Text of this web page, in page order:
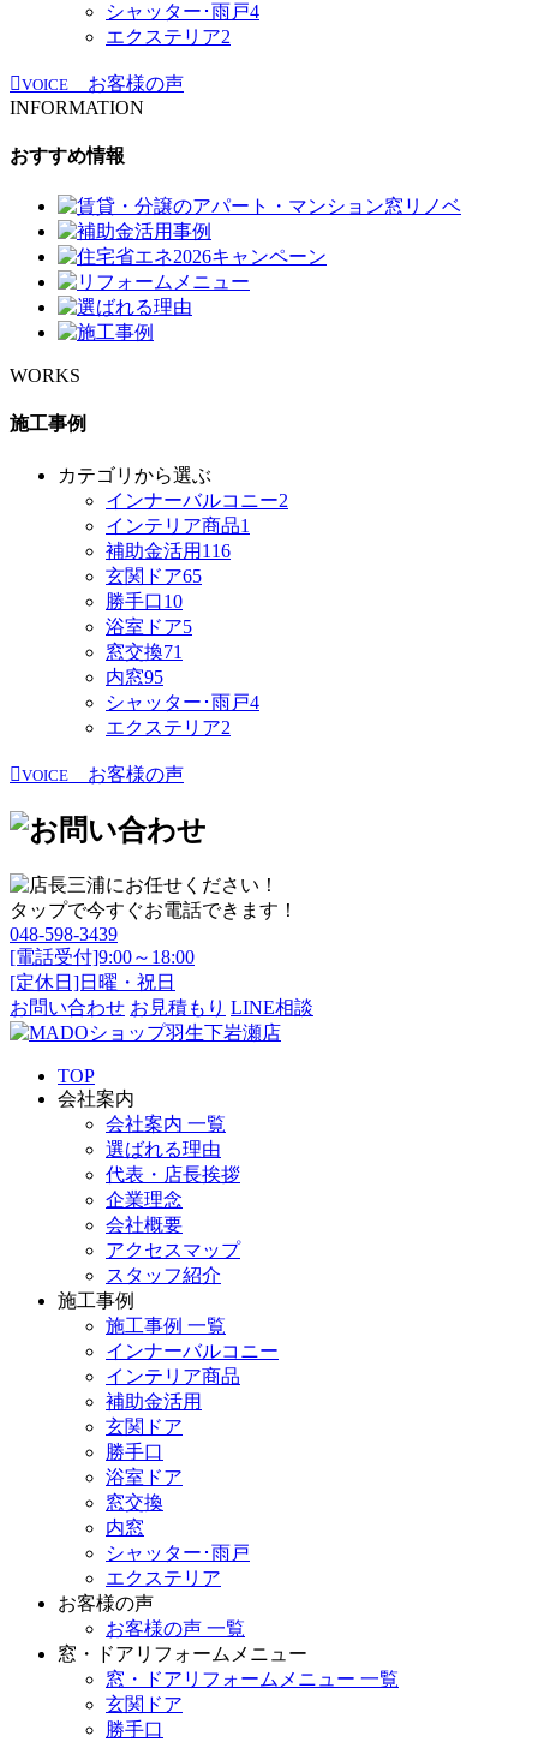
シャッター･雨戸4
エクステリア2
VOICE
お客様の声
INFORMATION
おすすめ情報
WORKS
施工事例
カテゴリから選ぶ
インナーバルコニー2
インテリア商品1
補助金活用 116
玄関ドア65
勝手口10
浴室ドア5
窓交換71
内窓95
シャッター･雨戸4
エクステリア2
VOICE お客様の声
タップで今すぐお電話できます！
048-598-3439
[電話受付]9:00～18:00
[定休日]日曜・祝日
お問い合わせ お見積もり LINE相談
TOP
会社案内
会社案内 一覧
選ばれる理由
代表・店長挨拶
企業理念
会社概要
アクセスマップ
スタッフ紹介
施工事例
施工事例 一覧
インナーバルコニー
インテリア商品
補助金活用
玄関ドア
勝手口
浴室ドア
窓交換
内窓
シャッター･雨戸
エクステリア
お客様の声
お客様の声 一覧
窓・ドアリフォームメニュー
窓・ドアリフォームメニュー 一覧
玄関ドア
勝手口